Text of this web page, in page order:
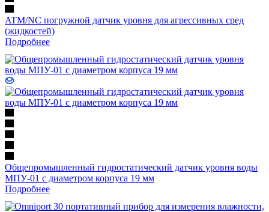
ATM/NC погружной датчик уровня для агрессивных сред
(жидкостей)
Подробнее
Общепромышленный гидростатический датчик уровня воды
МПУ-01 с диаметром корпуса 19 мм
Подробнее